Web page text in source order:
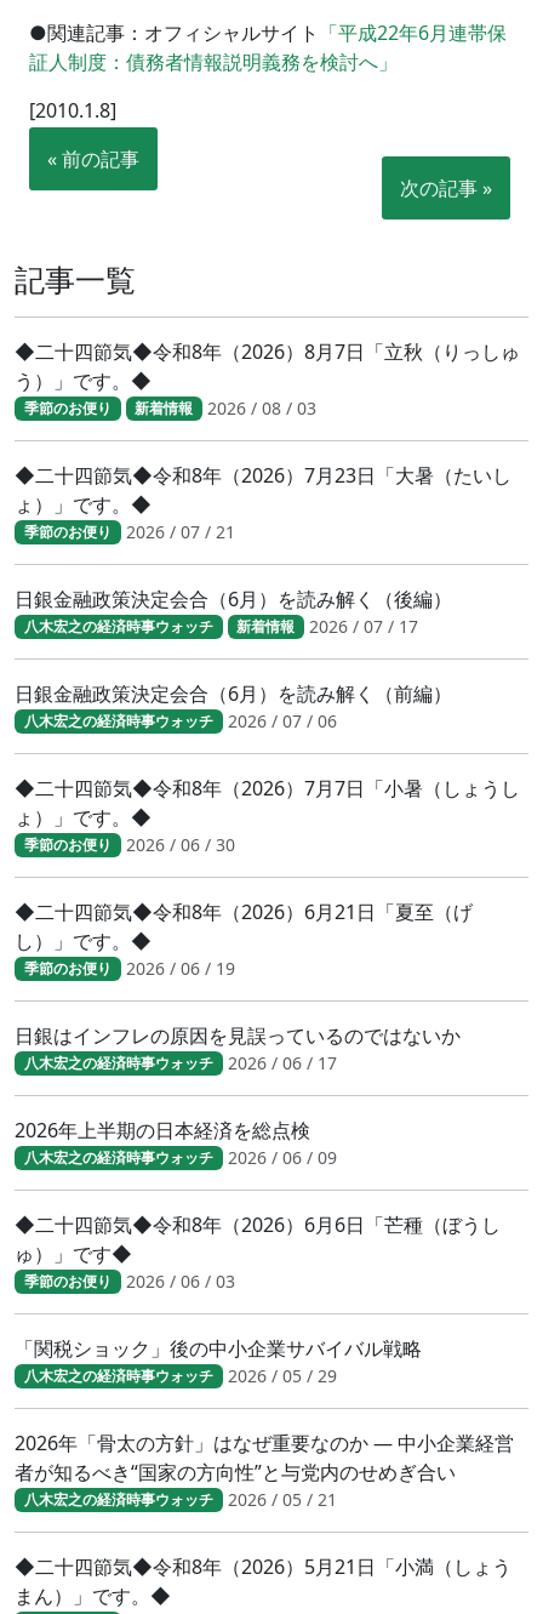
●関連記事：オフィシャルサイト 「平成22年6月連帯保
証人制度：債務者情報説明義務を検討へ」
[2010.1.8]
« 前の記事
次の記事 »
記事一覧
◆二十四節気◆令和8年（2026）8月7日「立秋（りっしゅ
う）」です。◆
季節のお便り 新着情報 2026 / 08 / 03
◆二十四節気◆令和8年（2026）7月23日「大暑（たいし
ょ）」です。◆
季節のお便り 2026 / 07 / 21
日銀金融政策決定会合（6月）を読み解く（後編）
八木宏之の経済時事ウォッチ 新着情報 2026 / 07 / 17
日銀金融政策決定会合（6月）を読み解く（前編）
八木宏之の経済時事ウォッチ 2026 / 07 / 06
◆二十四節気◆令和8年（2026）7月7日「小暑（しょうし
ょ）」です。◆
季節のお便り 2026 / 06 / 30
◆二十四節気◆令和8年（2026）6月21日「夏至（げ
し）」です。◆
季節のお便り 2026 / 06 / 19
日銀はインフレの原因を見誤っているのではないか
八木宏之の経済時事ウォッチ 2026 / 06 / 17
2026年上半期の日本経済を総点検
八木宏之の経済時事ウォッチ 2026 / 06 / 09
◆二十四節気◆令和8年（2026）6月6日「芒種（ぼうし
ゅ）」です◆
季節のお便り 2026 / 06 / 03
「関税ショック」後の中小企業サバイバル戦略
八木宏之の経済時事ウォッチ 2026 / 05 / 29
2026年「骨太の方針」はなぜ重要なのか ― 中小企業経営
者が知るべき“国家の方向性”と与党内のせめぎ合い
八木宏之の経済時事ウォッチ 2026 / 05 / 21
◆二十四節気◆令和8年（2026）5月21日「小満（しょう
まん）」です。◆